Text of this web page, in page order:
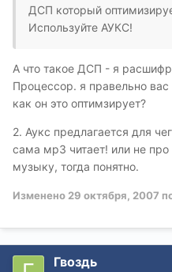
ДСП который
Используйте АУКС!
А что такое ДСП - я
Процессор. я правельно
как он это оптимзирует?
2. Аукс предлагается для
сама мр3 читает! или не
музыку, тогда понятно.
Изменено 29 октября, 2007
Гвоздь